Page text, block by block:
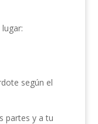
según el
partes y a tu